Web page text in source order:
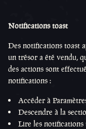
Notifications toast
Des notifications toast
un trésor a été vendu,
des actions sont
notifications :
Accéder à
Descendre à la
Lire les notifications